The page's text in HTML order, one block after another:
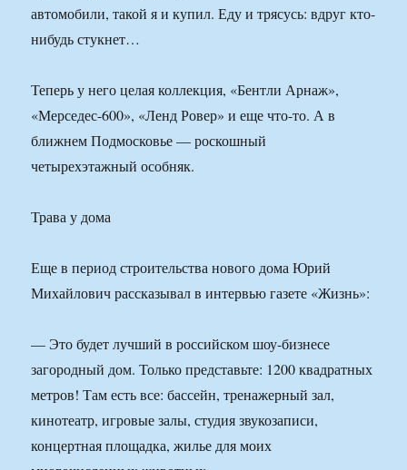
автомобили, такой я и купил. Еду и трясусь: вдруг кто-
нибудь стукнет…
Теперь у него целая коллекция, «Бентли Арнаж»,
«Мерседес-600», «Ленд Ровер» и еще что-то. А в
ближнем Подмосковье — роскошный
четырехэтажный особняк.
Трава у дома
Еще в период строительства нового дома Юрий
Михайлович рассказывал в интервью газете «Жизнь»:
— Это будет лучший в российском шоу-бизнесе
загородный дом. Только представьте: 1200 квадратных
метров! Там есть все: бассейн, тренажерный зал,
кинотеатр, игровые залы, студия звукозаписи,
концертная площадка, жилье для моих